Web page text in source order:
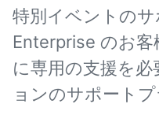
特別イベントの
Enterprise のお客
に専用の支援を
ョンのサポートプ